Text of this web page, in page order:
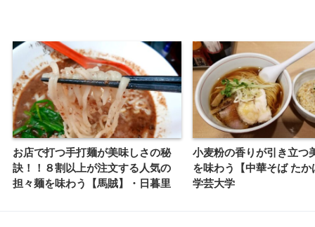
お店で打つ手打麺が美味しさの秘
訣！！８割以上が注文する人気の
担々麺を味わう【馬賊】・日暮里
小麦粉の香りが引き立つ
を味わう【中華そば たか
学芸大学